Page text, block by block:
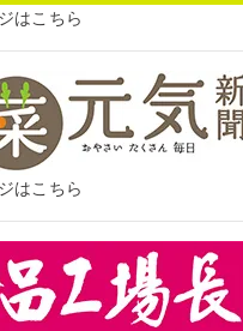
はこちら
はこちら